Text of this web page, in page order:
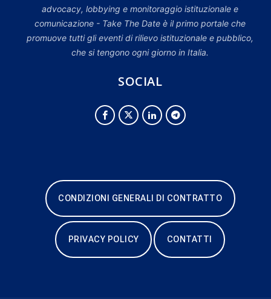
advocacy, lobbying e monitoraggio istituzionale e
comunicazione - Take The Date è il primo portale che
promuove tutti gli eventi di rilievo istituzionale e pubblico,
che si tengono ogni giorno in Italia.
SOCIAL
CONDIZIONI GENERALI DI CONTRATTO
PRIVACY POLICY CONTATTI